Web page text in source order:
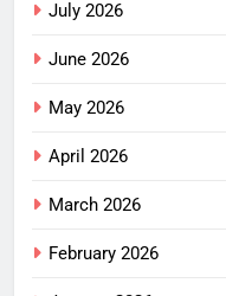
July 2026
June 2026
May 2026
April 2026
March 2026
February 2026